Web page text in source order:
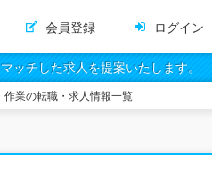
会員登録 ログイン
ッチした求人を提案いたします。
作業の転職・求人情報一覧